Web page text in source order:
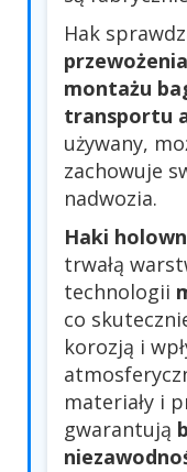
Hak
montażu
transportu
używany,
zachowuje
nadwozia.
Haki
trwałą
technologii
co
korozją i
materiały i
gwarantują